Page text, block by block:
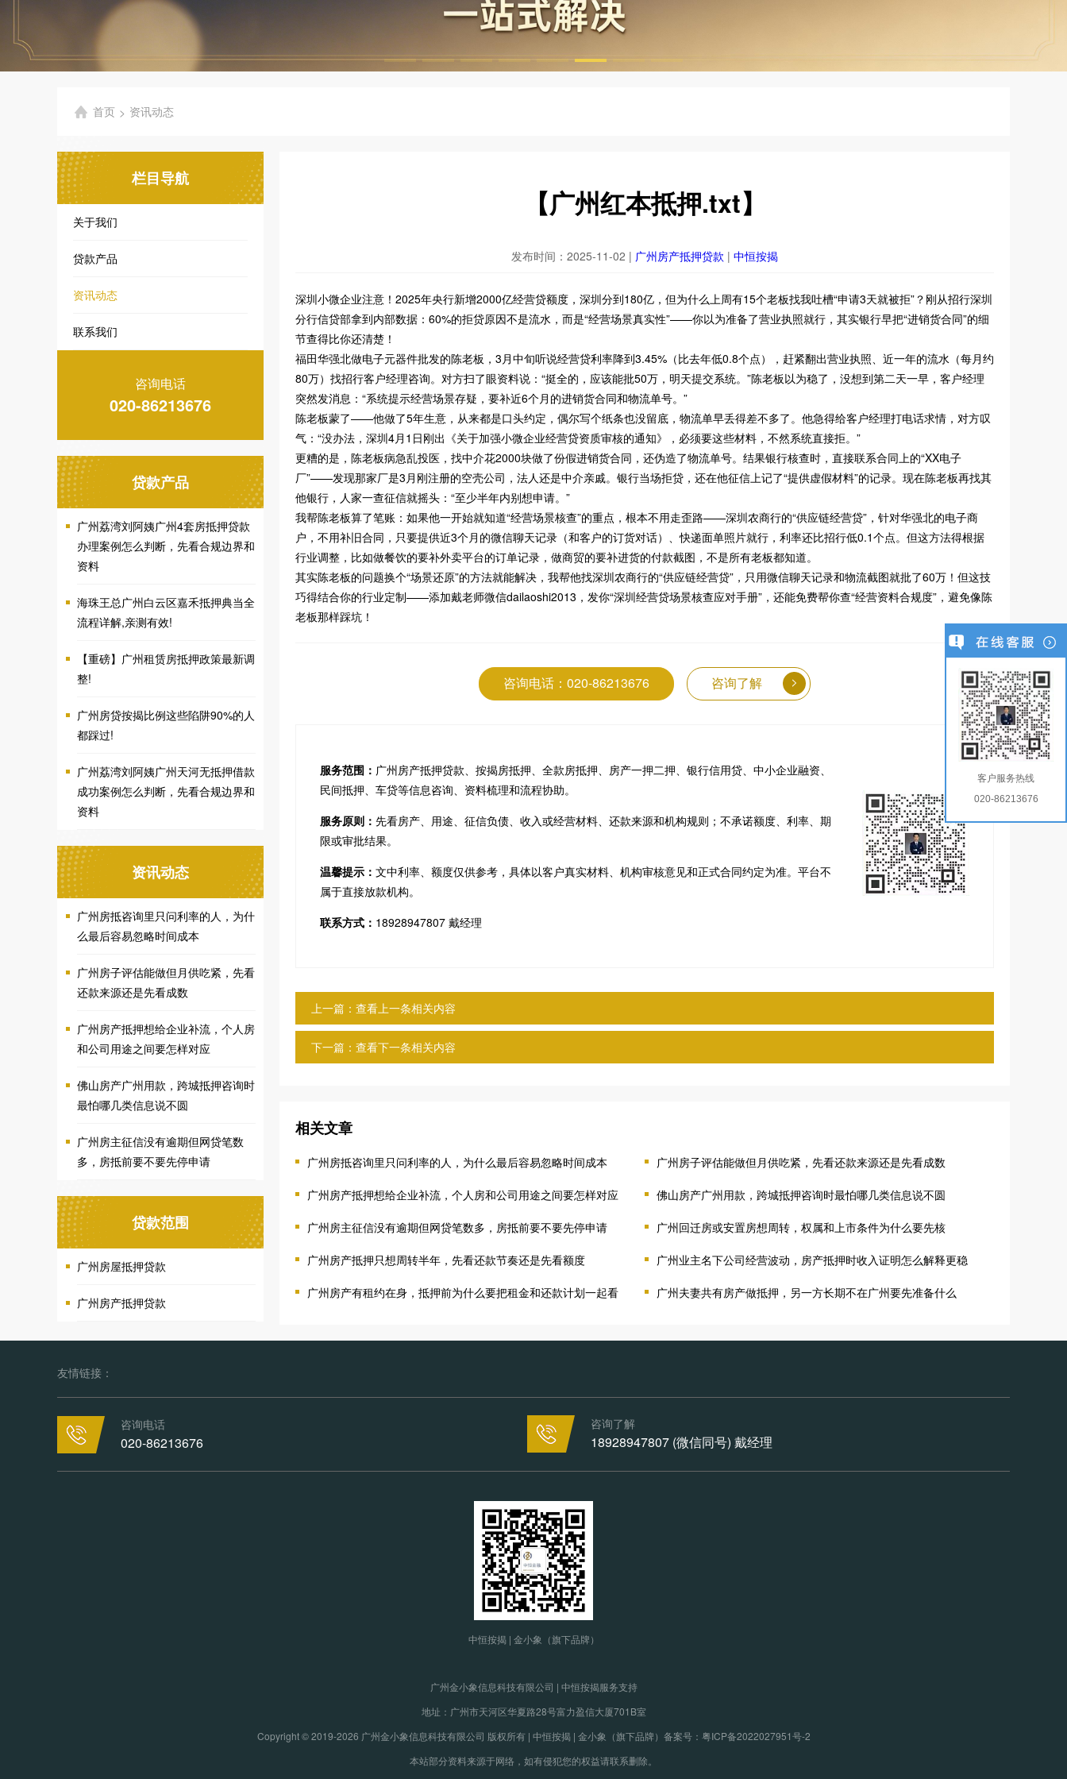
首页 > 资讯动态
栏目导航
关于我们
贷款产品
资讯动态
联系我们
咨询电话
020-86213676
贷款产品
广州荔湾刘阿姨广州4套房抵押贷款
办理案例怎么判断，先看合规边界和
资料
海珠王总广州白云区嘉禾抵押典当全
流程详解,亲测有效!
【重磅】广州租赁房抵押政策最新调
整!
广州房贷按揭比例这些陷阱90%的人
都踩过!
广州荔湾刘阿姨广州天河无抵押借款
成功案例怎么判断，先看合规边界和
资料
资讯动态
广州房抵咨询里只问利率的人，为什
么最后容易忽略时间成本
广州房子评估能做但月供吃紧，先看
还款来源还是先看成数
广州房产抵押想给企业补流，个人房
和公司用途之间要怎样对应
佛山房产广州用款，跨城抵押咨询时
最怕哪几类信息说不圆
广州房主征信没有逾期但网贷笔数
多，房抵前要不要先停申请
贷款范围
广州房屋抵押贷款
广州房产抵押贷款
【广州红本抵押.txt】
发布时间：2025-11-02 | 广州房产抵押贷款 | 中恒按揭
深圳小微企业注意！2025年央行新增2000亿经营贷额度，深圳分到180亿，但为什么上周有15个老板找我吐槽“申请3天就被拒”？刚从招行深圳
分行信贷部拿到内部数据：60%的拒贷原因不是流水，而是“经营场景真实性”——你以为准备了营业执照就行，其实银行早把“进销货合同”的细
节查得比你还清楚！
福田华强北做电子元器件批发的陈老板，3月中旬听说经营贷利率降到3.45%（比去年低0.8个点），赶紧翻出营业执照、近一年的流水（每月约
80万）找招行客户经理咨询。对方扫了眼资料说：“挺全的，应该能批50万，明天提交系统。”陈老板以为稳了，没想到第二天一早，客户经理
突然发消息：“系统提示经营场景存疑，要补近6个月的进销货合同和物流单号。”
陈老板蒙了——他做了5年生意，从来都是口头约定，偶尔写个纸条也没留底，物流单早丢得差不多了。他急得给客户经理打电话求情，对方叹
气：“没办法，深圳4月1日刚出《关于加强小微企业经营贷资质审核的通知》，必须要这些材料，不然系统直接拒。”
更糟的是，陈老板病急乱投医，找中介花2000块做了份假进销货合同，还伪造了物流单号。结果银行核查时，直接联系合同上的“XX电子
厂”——发现那家厂是3月刚注册的空壳公司，法人还是中介亲戚。银行当场拒贷，还在他征信上记了“提供虚假材料”的记录。现在陈老板再找其
他银行，人家一查征信就摇头：“至少半年内别想申请。”
我帮陈老板算了笔账：如果他一开始就知道“经营场景核查”的重点，根本不用走歪路——深圳农商行的“供应链经营贷”，针对华强北的电子商
户，不用补旧合同，只要提供近3个月的微信聊天记录（和客户的订货对话）、快递面单照片就行，利率还比招行低0.1个点。但这方法得根据
行业调整，比如做餐饮的要补外卖平台的订单记录，做商贸的要补进货的付款截图，不是所有老板都知道。
其实陈老板的问题换个“场景还原”的方法就能解决，我帮他找深圳农商行的“供应链经营贷”，只用微信聊天记录和物流截图就批了60万！但这技
巧得结合你的行业定制——添加戴老师微信dailaoshi2013，发你“深圳经营贷场景核查应对手册”，还能免费帮你查“经营资料合规度”，避免像陈
老板那样踩坑！
咨询电话：020-86213676 咨询了解
服务范围： 广州房产抵押贷款、按揭房抵押、全款房抵押、房产一押二押、银行信用贷、中小企业融资、
民间抵押、车贷等信息咨询、资料梳理和流程协助。
服务原则： 先看房产、用途、征信负债、收入或经营材料、还款来源和机构规则；不承诺额度、利率、期
限或审批结果。
温馨提示： 文中利率、额度仅供参考，具体以客户真实材料、机构审核意见和正式合同约定为准。平台不
属于直接放款机构。
联系方式： 18928947807 戴经理
上一篇：查看上一条相关内容
下一篇：查看下一条相关内容
相关文章
广州房抵咨询里只问利率的人，为什么最后容易忽略时间成本 广州房子评估能做但月供吃紧，先看还款来源还是先看成数
广州房产抵押想给企业补流，个人房和公司用途之间要怎样对应 佛山房产广州用款，跨城抵押咨询时最怕哪几类信息说不圆
广州房主征信没有逾期但网贷笔数多，房抵前要不要先停申请 广州回迁房或安置房想周转，权属和上市条件为什么要先核
广州房产抵押只想周转半年，先看还款节奏还是先看额度 广州业主名下公司经营波动，房产抵押时收入证明怎么解释更稳
广州房产有租约在身，抵押前为什么要把租金和还款计划一起看 广州夫妻共有房产做抵押，另一方长期不在广州要先准备什么
友情链接：
咨询电话
020-86213676
咨询了解
18928947807 (微信同号) 戴经理
中恒按揭 | 金小象（旗下品牌）
广州金小象信息科技有限公司 | 中恒按揭服务支持
地址：广州市天河区华夏路28号富力盈信大厦701B室
Copyright © 2019-2026 广州金小象信息科技有限公司 版权所有 | 中恒按揭 | 金小象（旗下品牌） 备案号：粤ICP备2022027951号-2
本站部分资料来源于网络，如有侵犯您的权益请联系删除。
客户服务热线
020-86213676